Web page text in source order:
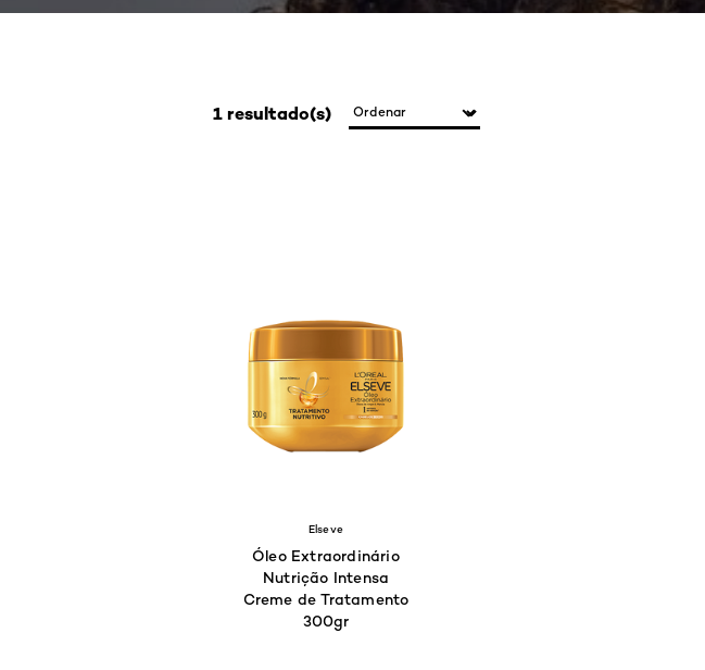
1 resultado(s)
Elseve
Óleo Extraordinário
Nutrição Intensa
Creme de Tratamento
300gr